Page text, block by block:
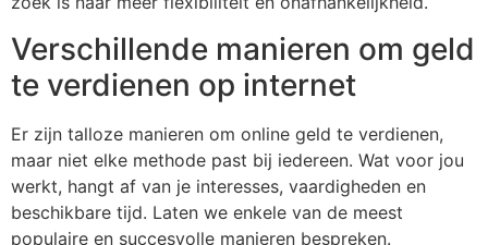
Verschillende manieren om geld
te verdienen op internet
Er zijn talloze manieren om online geld te verdienen,
maar niet elke methode past bij iedereen. Wat voor jou
werkt, hangt af van je interesses, vaardigheden en
beschikbare tijd. Laten we enkele van de meest
populaire en succesvolle manieren bespreken.